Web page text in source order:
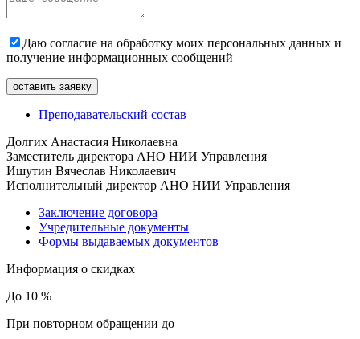
Даю согласие на обработку моих персональных данных и
получение информационных сообщений
Преподавательский состав
Долгих Анастасия Николаевна
Заместитель директора АНО НИИ Управления
Ишутин Вячеслав Николаевич
Исполнительный директор АНО НИИ Управления
Заключение договора
Учредительные документы
Формы выдаваемых документов
Информация о скидках
До 10 %
При повторном обращении до